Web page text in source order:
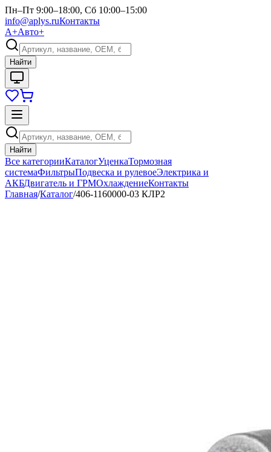
Пн–Пт 9:00–18:00, Сб 10:00–15:00
info@aplys.ruКонтакты
А+Авто+
Найти
Найти
Все категорииКаталогУценкаТормозная
системаФильтрыПодвеска и рулевоеЭлектрика и
АКБДвигатель и ГРМОхлаждениеКонтакты
Главная/Каталог/406-1160000-03 КЛР2